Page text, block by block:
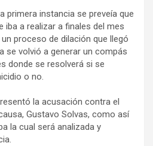
primera instancia se preveía que
iba a realizar a finales del mes
proceso de dilación que llegó
se volvió a generar un compás
donde se resolverá si se
o no.
la acusación contra el
Gustavo Solvas, como así
la cual será analizada y